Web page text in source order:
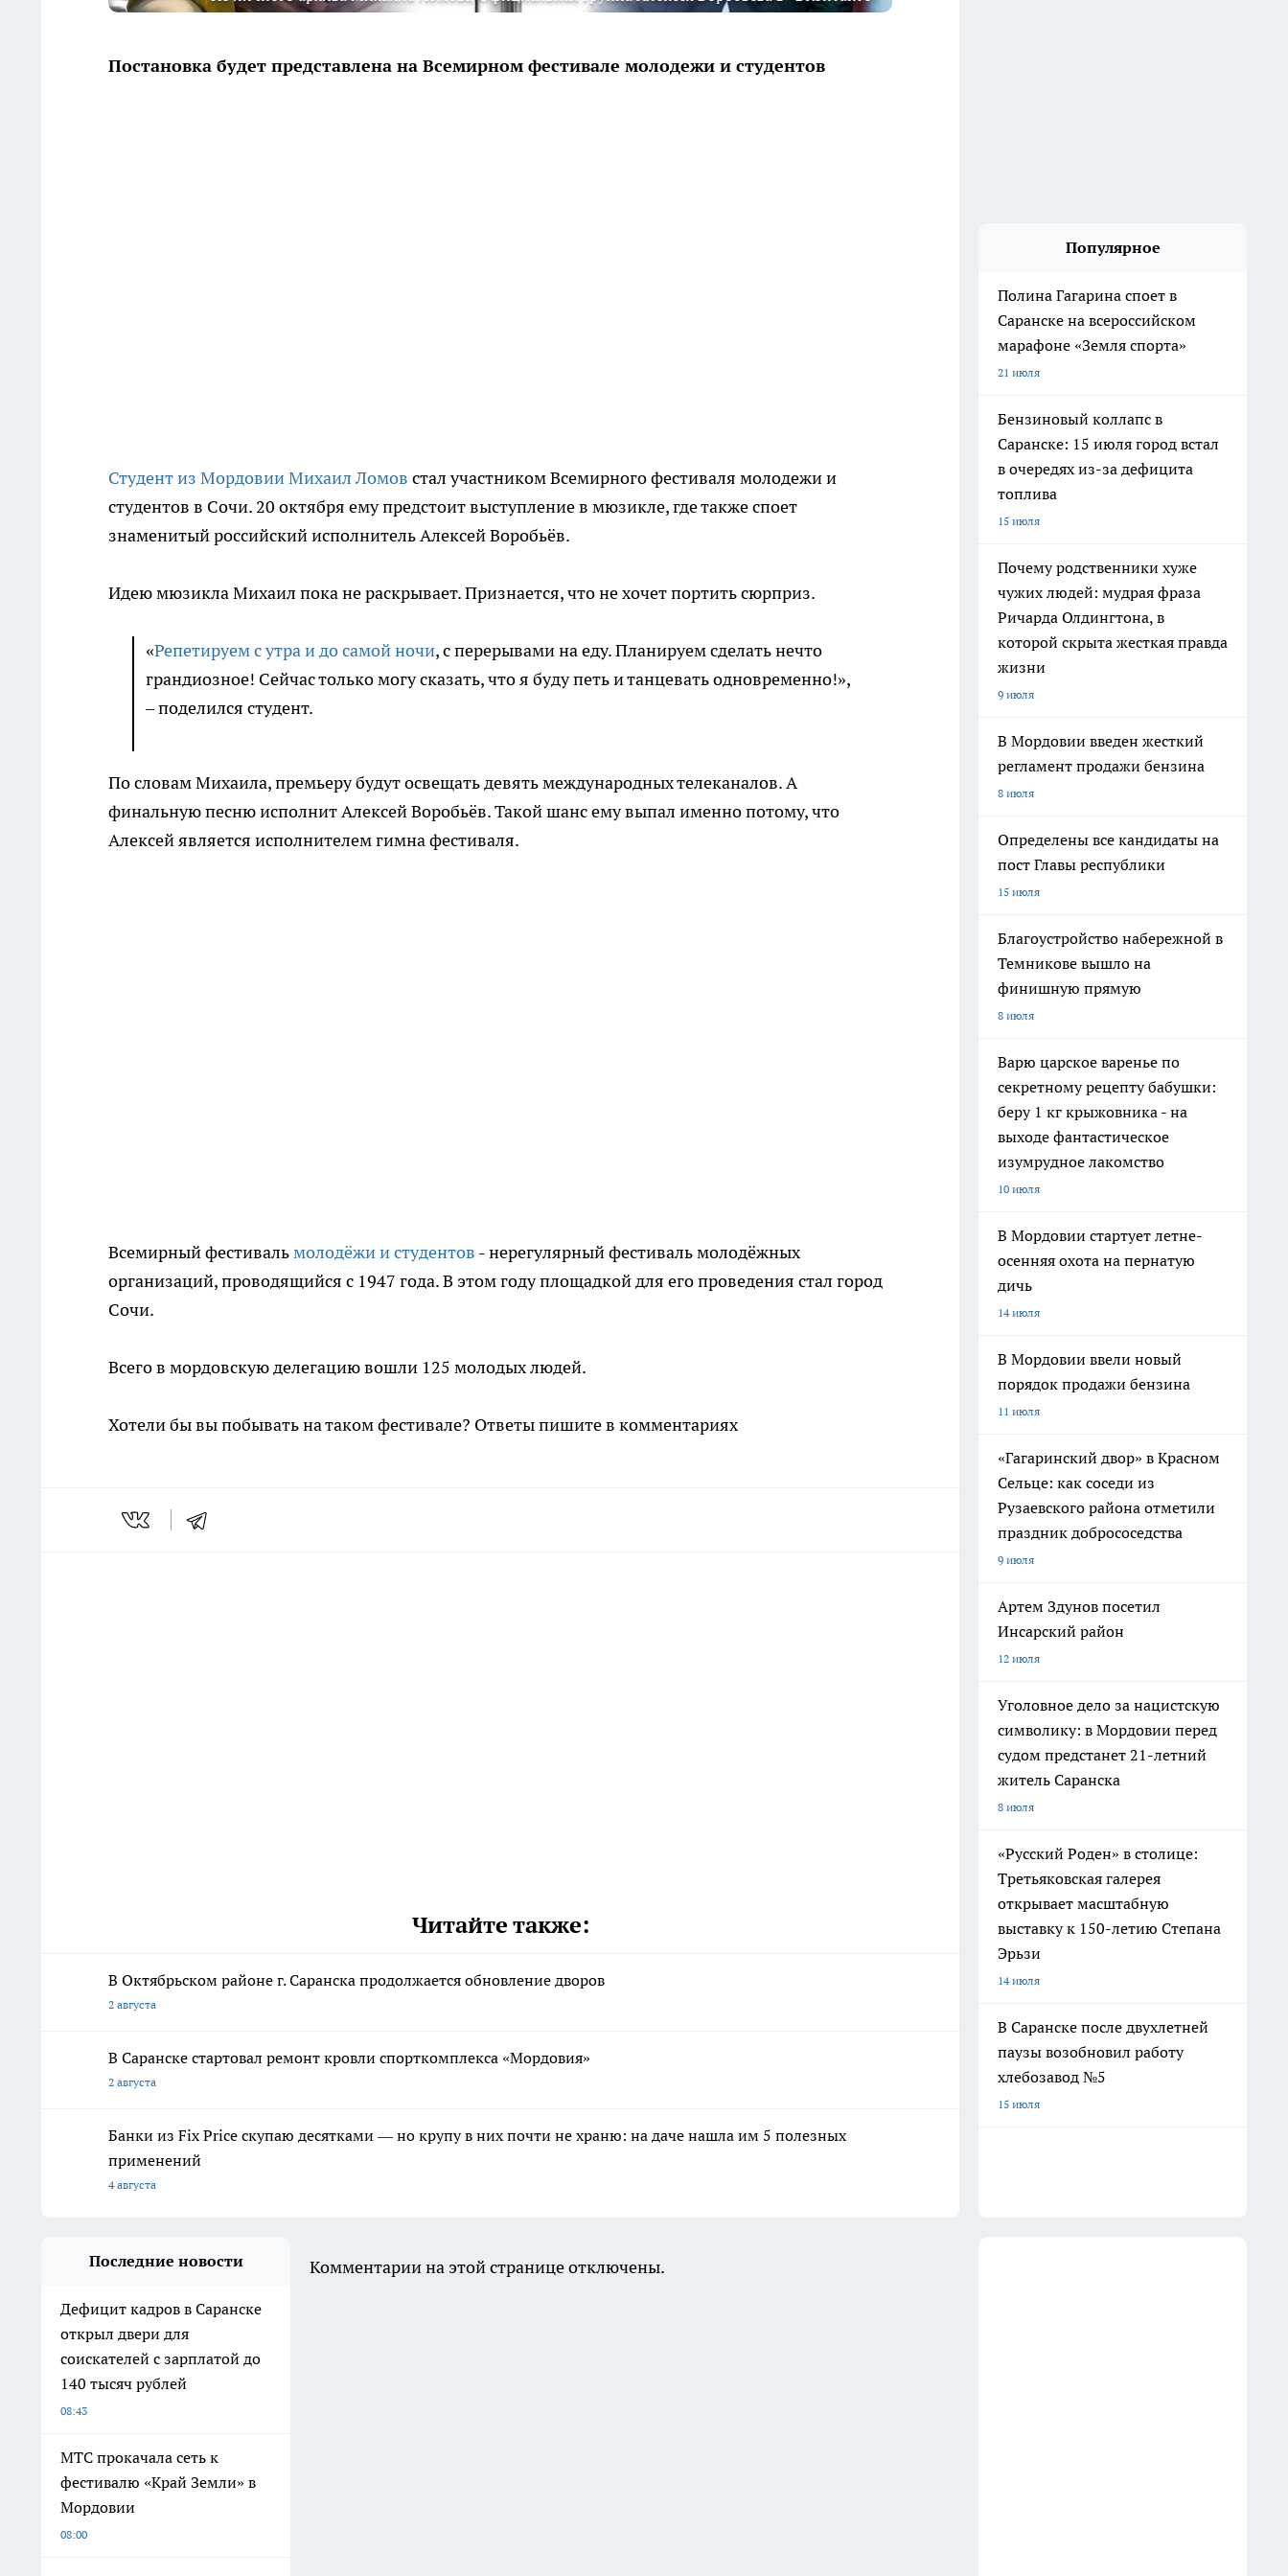
Постановка будет представлена на Всемирном фестивале молодежи и студентов
Студент из Мордовии Михаил Ломов стал участником Всемирного фестиваля молодежи и
студентов в Сочи. 20 октября ему предстоит выступление в мюзикле, где также споет
знаменитый российский исполнитель Алексей Воробьёв.
Идею мюзикла Михаил пока не раскрывает. Признается, что не хочет портить сюрприз.
«Репетируем с утра и до самой ночи, с перерывами на еду. Планируем сделать нечто
грандиозное! Сейчас только могу сказать, что я буду петь и танцевать одновременно!»,
– поделился студент.
По словам Михаила, премьеру будут освещать девять международных телеканалов. А
финальную песню исполнит Алексей Воробьёв. Такой шанс ему выпал именно потому, что
Алексей является исполнителем гимна фестиваля.
Всемирный фестивальмолодёжи и студентов - нерегулярный фестиваль молодёжных
организаций, проводящийся с 1947 года. В этом году площадкой для его проведения стал город
Сочи.
Всего в мордовскую делегацию вошли 125 молодых людей.
Хотели бы вы побывать на таком фестивале? Ответы пишите в комментариях
Читайте также:
В Октябрьском районе г. Саранска продолжается обновление дворов
2 августа
В Саранске стартовал ремонт кровли спорткомплекса «Мордовия»
2 августа
Банки из Fix Price скупаю десятками — но крупу в них почти не храню: на даче нашла им 5 полезных
применений
4 августа
Популярное
Полина Гагарина споет в
Саранске на всероссийском
марафоне «Земля спорта»
21 июля
Бензиновый коллапс в
Саранске: 15 июля город встал
в очередях из-за дефицита
топлива
15 июля
Почему родственники хуже
чужих людей: мудрая фраза
Ричарда Олдингтона, в
которой скрыта жесткая правда
жизни
9 июля
В Мордовии введен жесткий
регламент продажи бензина
8 июля
Определены все кандидаты на
пост Главы республики
15 июля
Благоустройство набережной в
Темникове вышло на
финишную прямую
8 июля
Варю царское варенье по
секретному рецепту бабушки:
беру 1 кг крыжовника - на
выходе фантастическое
изумрудное лакомство
10 июля
В Мордовии стартует летне-
осенняя охота на пернатую
дичь
14 июля
В Мордовии ввели новый
порядок продажи бензина
11 июля
«Гагаринский двор» в Красном
Сельце: как соседи из
Рузаевского района отметили
праздник добрососедства
9 июля
Артем Здунов посетил
Инсарский район
12 июля
Уголовное дело за нацистскую
символику: в Мордовии перед
судом предстанет 21-летний
житель Саранска
8 июля
«Русский Роден» в столице:
Третьяковская галерея
открывает масштабную
выставку к 150-летию Степана
Эрьзи
14 июля
В Саранске после двухлетней
паузы возобновил работу
хлебозавод №5
15 июля
Последние новости
Дефицит кадров в Саранске
открыл двери для
соискателей с зарплатой до
140 тысяч рублей
08:43
МТС прокачала сеть к
фестивалю «Край Земли» в
Мордовии
08:00
Комментарии на этой странице отключены.